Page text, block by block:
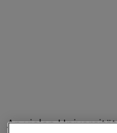
An vielen